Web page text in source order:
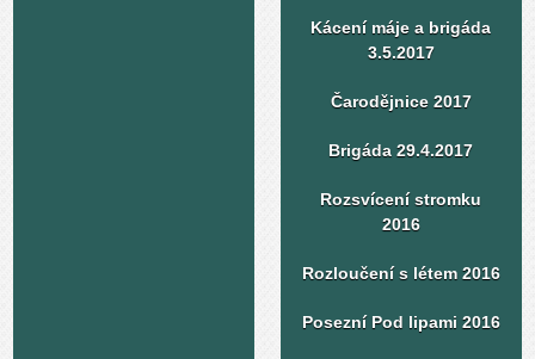
Kácení máje a brigáda
3.5.2017
Čarodějnice 2017
Brigáda 29.4.2017
Rozsvícení stromku
2016
Rozloučení s létem 2016
Posezní Pod lipami 2016